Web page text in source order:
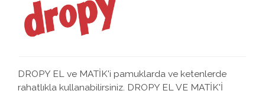
DROPY EL ve MATİK'i pamuklarda ve ketenlerde
rahatlıkla kullanabilirsiniz. DROPY EL VE MATİK'İ